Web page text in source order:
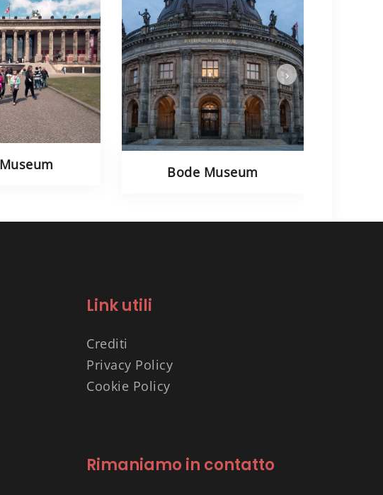
Bode Museum
›
Link utili
Crediti
Privacy Policy
Cookie Policy
Rimaniamo in contatto